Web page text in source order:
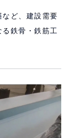
ど、建設需要
鉄骨・鉄筋工